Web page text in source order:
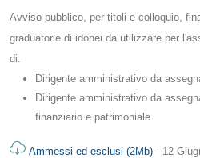
Avviso pubblico, per titoli e colloquio,
graduatorie di idonei da utilizzare per
di:
Dirigente amministrativo da
Dirigente amministrativo da
finanziario e patrimoniale.
Ammessi ed esclusi (2Mb) - 12